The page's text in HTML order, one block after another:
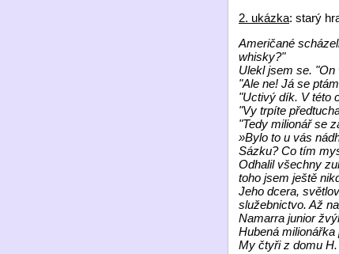
2. ukázka: starý
Američané
whisky?"
Ulekl jsem se.
"Ale ne! Já se
"Uctivý dík. V této
"Vy trpíte
"Tedy milionář se
»Bylo to u vás
Sázku? Co tím
Odhalil všechny
toho jsem ještě
Jeho dcera,
služebnictvo. Až
Namarra junior
Hubená
My čtyři z domu